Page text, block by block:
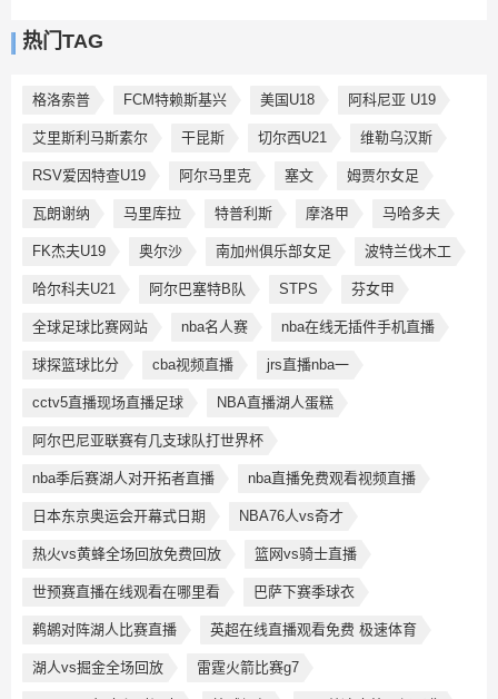
热门TAG
格洛索普 FCM特赖斯基兴 美国U18 阿科尼亚 U19
艾里斯利马斯素尔 干昆斯 切尔西U21 维勒乌汉斯
RSV爱因特查U19 阿尔马里克 塞文 姆贾尔女足
瓦朗谢纳 马里库拉 特普利斯 摩洛甲 马哈多夫
FK杰夫U19 奥尔沙 南加州俱乐部女足 波特兰伐木工
哈尔科夫U21 阿尔巴塞特B队 STPS 芬女甲
全球足球比赛网站 nba名人赛 nba在线无插件手机直播
球探篮球比分 cba视频直播 jrs直播nba一
cctv5直播现场直播足球 NBA直播湖人蛋糕
阿尔巴尼亚联赛有几支球队打世界杯
nba季后赛湖人对开拓者直播 nba直播免费观看视频直播
日本东京奥运会开幕式日期 NBA76人vs奇才
热火vs黄蜂全场回放免费回放 篮网vs骑士直播
世预赛直播在线观看在哪里看 巴萨下赛季球衣
鹈鹕对阵湖人比赛直播 英超在线直播观看免费 极速体育
湖人vs掘金全场回放 雷霆火箭比赛g7